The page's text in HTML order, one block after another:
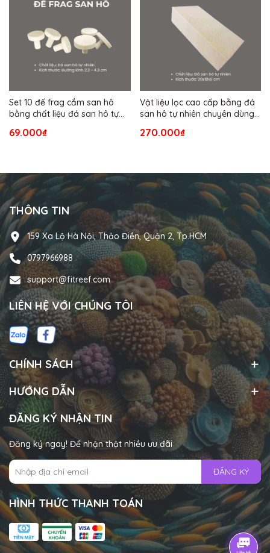
Set 10 đế frag cắm san hô
bằng chất liệu đá san hô tự
69.000₫
Vật liệu lọc cao cấp bằng đá
san hô tự nhiên chuyên dùng
20x10x5 cm)
270.000₫
THÔNG TIN
159 Xa Lộ Hà Nội, Thảo Điền, Quận 2, Tp.HCM
0797966988
support@fitreef.com
LIÊN HỆ VỚI CHÚNG TÔI
CHÍNH SÁCH
HƯỚNG DẪN
ĐĂNG KÝ NHẬN TIN
Đăng ký ngay! Để nhận thật nhiều ưu đãi
ĐĂNG KÝ
HÌNH THỨC THANH TOÁN